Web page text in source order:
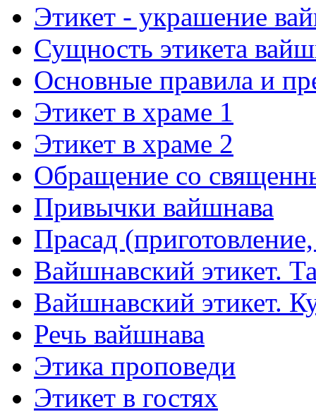
Этикет - украшение
Сущность этикета
Основные правила и
Этикет в храме 1
Этикет в храме 2
Обращение со
Привычки вайшнава
Прасад
Вайшнавский этикет.
Вайшнавский этикет.
Речь вайшнава
Этика проповеди
Этикет в гостях